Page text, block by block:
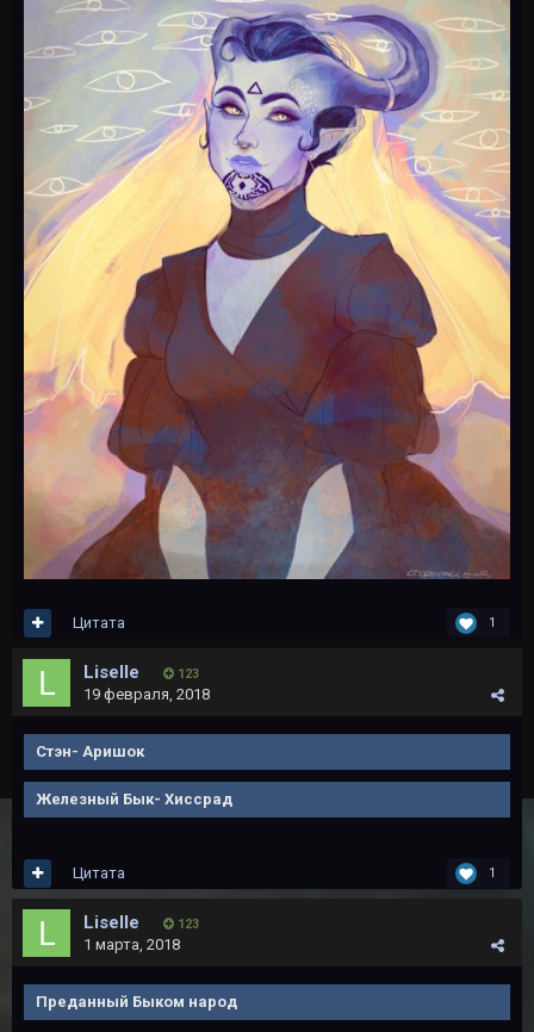
1
Цитата
Liselle 123
19 февраля, 2018
Стэн- Аришок
Железный Бык- Хиссрад
1
Цитата
Liselle 123
1 марта, 2018
Преданный Быком народ